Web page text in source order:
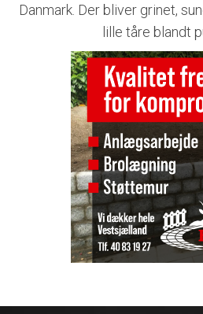
Danmark. Der bliver grinet,
lille tåre blandt